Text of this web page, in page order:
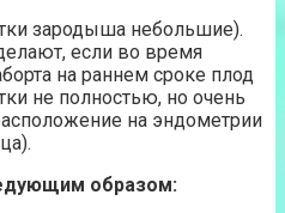
зародыша небольшие).
если во время
на раннем сроке плод
не полностью, но очень
на эндометрии
образом: